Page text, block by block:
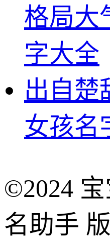
格局大
字大全
出自楚
女孩名
©2024
名助手